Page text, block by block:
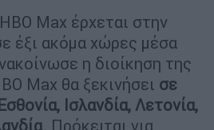
Max έρχεται στην
έξι ακόμα χώρες μέσα
η διοίκηση της
Max θα ξεκινήσει σε
Ισλανδία, Λετονία,
Πρόκειται για